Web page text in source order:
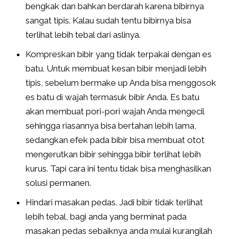
bengkak dan bahkan berdarah karena bibirnya
sangat tipis. Kalau sudah tentu bibirnya bisa
terlihat lebih tebal dari aslinya.
Kompreskan bibir yang tidak terpakai dengan es
batu. Untuk membuat kesan bibir menjadi lebih
tipis, sebelum bermake up Anda bisa menggosok
es batu di wajah termasuk bibir Anda. Es batu
akan membuat pori-pori wajah Anda mengecil
sehingga riasannya bisa bertahan lebih lama,
sedangkan efek pada bibir bisa membuat otot
mengerutkan bibir sehingga bibir terlihat lebih
kurus. Tapi cara ini tentu tidak bisa menghasilkan
solusi permanen.
Hindari masakan pedas. Jadi bibir tidak terlihat
lebih tebal, bagi anda yang berminat pada
masakan pedas sebaiknya anda mulai kurangilah